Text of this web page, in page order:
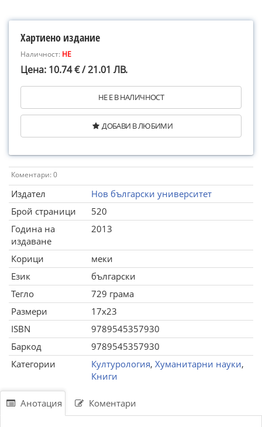
Хартиено издание
Наличност: НЕ
Цена: 10.74 € / 21.01 ЛВ.
НЕ Е В НАЛИЧНОСТ
ДОБАВИ В ЛЮБИМИ
Коментари: 0
Издател
Нов български университет
Брой страници
520
Година на
издаване
2013
Корици
меки
Език
български
Тегло
729 грама
Размери
17x23
ISBN
9789545357930
Баркод
9789545357930
Категории
Културология, Хуманитарни науки,
Книги
Анотация Коментари